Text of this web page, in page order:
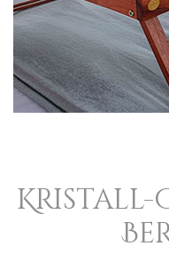
Kristall-